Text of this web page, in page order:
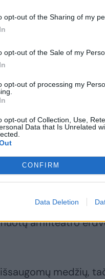
opt-out of the Sharing of my
opt-out of the Sale of my
opt-out of processing my
opt-out of Collection, Use,
Data that Is Unrelated
CONFIRM
Data Deletion
šių metų kovą, tačiau
granitinių suolų, kurių
sprendiniai
šlaite buvo
amfiteatro
medžių,